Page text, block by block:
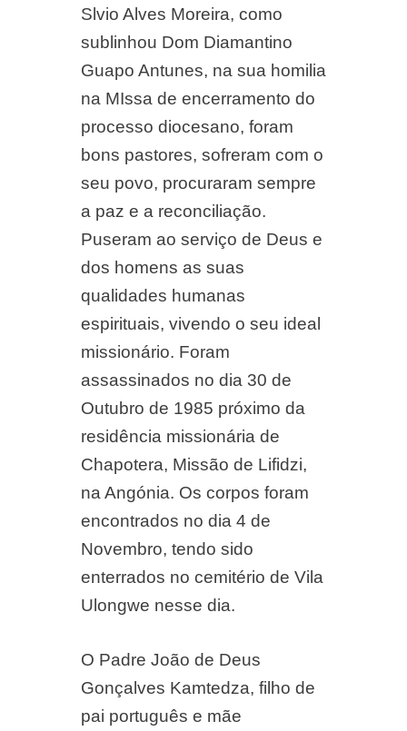
Slvio Alves Moreira, como
sublinhou Dom Diamantino
Guapo Antunes, na sua homilia
na MIssa de encerramento do
processo diocesano, foram
bons pastores, sofreram com o
seu povo, procuraram sempre
a paz e a reconciliação.
Puseram ao serviço de Deus e
dos homens as suas
qualidades humanas
espirituais, vivendo o seu ideal
missionário. Foram
assassinados no dia 30 de
Outubro de 1985 próximo da
residência missionária de
Chapotera, Missão de Lifidzi,
na Angónia. Os corpos foram
encontrados no dia 4 de
Novembro, tendo sido
enterrados no cemitério de Vila
Ulongwe nesse dia.
O Padre João de Deus
Gonçalves Kamtedza, filho de
pai português e mãe